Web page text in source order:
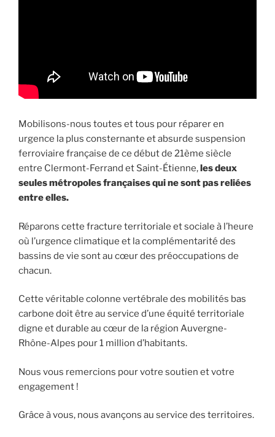
Mobilisons-nous toutes et tous pour réparer en
urgence la plus consternante et absurde suspension
ferroviaire française de ce début de 21ème siècle
entre Clermont-Ferrand et Saint-Étienne, les deux
seules métropoles françaises qui ne sont pas reliées
entre elles.
Réparons cette fracture territoriale et sociale à l’heure
où l’urgence climatique et la complémentarité des
bassins de vie sont au cœur des préoccupations de
chacun.
Cette véritable colonne vertébrale des mobilités bas
carbone doit être au service d’une équité territoriale
digne et durable au cœur de la région Auvergne-
Rhône-Alpes pour 1 million d’habitants.
Nous vous remercions pour votre soutien et votre
engagement !
Grâce à vous, nous avançons au service des territoires.